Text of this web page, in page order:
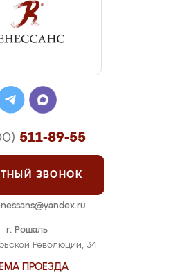
г. Рошаль
Революции, 34
ПРОЕЗДА
511-89-55
ЗВОНОК